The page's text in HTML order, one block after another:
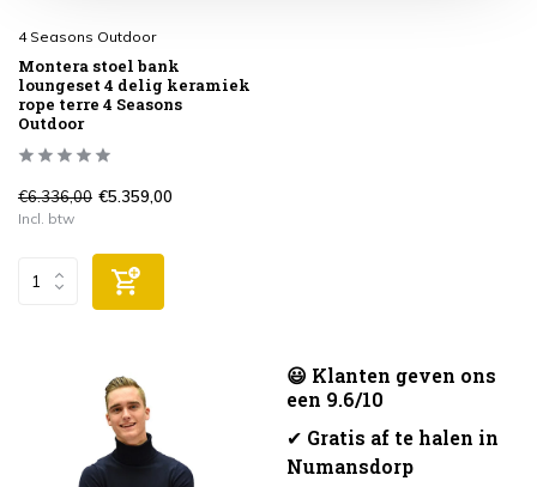
4 Seasons Outdoor
Montera stoel bank
loungeset 4 delig keramiek
rope terre 4 Seasons
Outdoor
€6.336,00 €5.359,00
Incl. btw
😃 Klanten geven ons
een 9.6/10
✔ Gratis af te halen in
Numansdorp